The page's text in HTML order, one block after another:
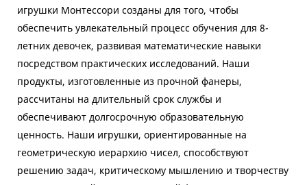
игрушки Монтессори созданы для того, чтобы
обеспечить увлекательный процесс обучения для 8-
летних девочек, развивая математические навыки
посредством практических исследований. Наши
продукты, изготовленные из прочной фанеры,
рассчитаны на длительный срок службы и
обеспечивают долгосрочную образовательную
ценность. Наши игрушки, ориентированные на
геометрическую иерархию чисел, способствуют
решению задач, критическому мышлению и творчеству